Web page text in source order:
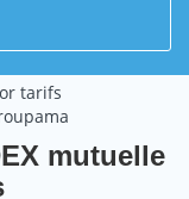
tarifs
mutuelle